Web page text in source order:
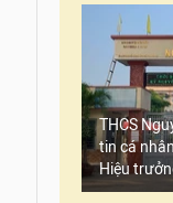
THCS
tin cá
Hiệu